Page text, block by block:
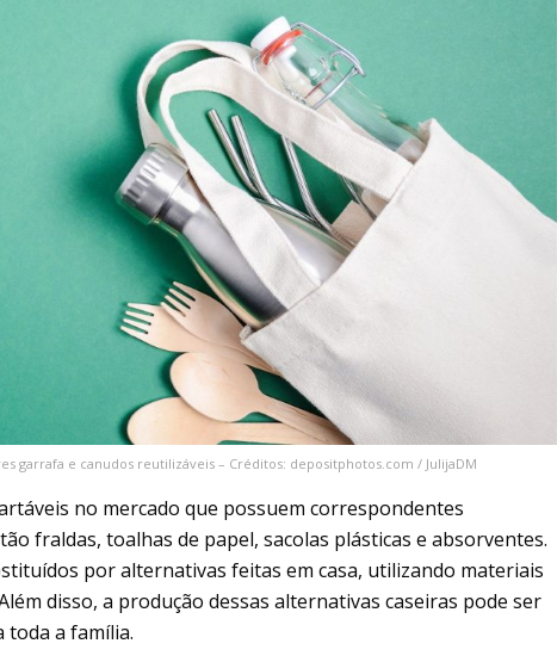
garrafa e canudos reutilizáveis – Créditos: depositphotos.com / JulijaDM
no mercado que possuem correspondentes
fraldas, toalhas de papel, sacolas plásticas e absorventes.
por alternativas feitas em casa, utilizando materiais
disso, a produção dessas alternativas caseiras pode ser
toda a família.